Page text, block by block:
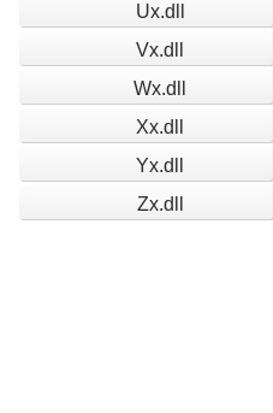
Ux.dll
Vx.dll
Wx.dll
Xx.dll
Yx.dll
Zx.dll